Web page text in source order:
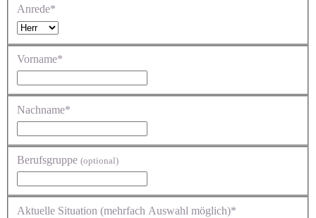
Anrede*
Vorname*
Nachname*
Berufsgruppe (optional)
Aktuelle Situation (mehrfach Auswahl möglich)*